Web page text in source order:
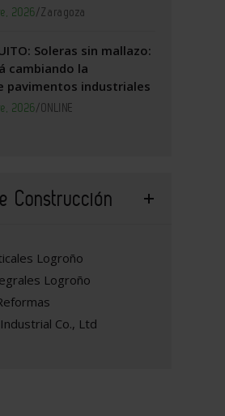
2026/Zaragoza
Soleras sin mallazo:
cambiando la
pavimentos industriales
2026/ONLINE
Construcción
Logroño
Logroño
Co., Ltd